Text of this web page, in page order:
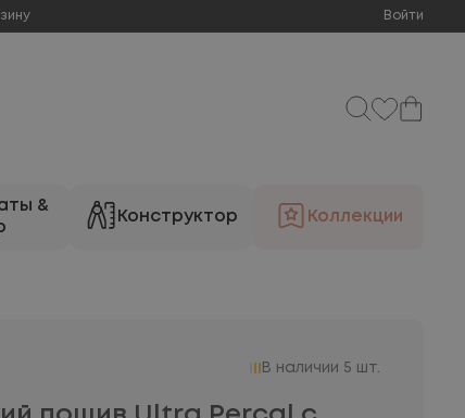
Войти
&
Конструктор Коллекции
В наличии 5 шт.